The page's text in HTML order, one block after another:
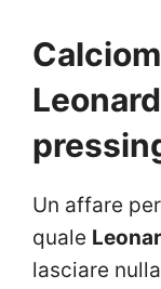
Un affare
quale
lasciare